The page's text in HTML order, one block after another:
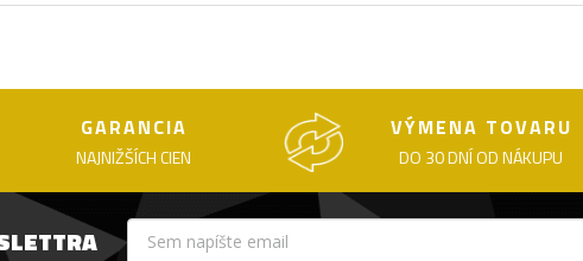
GARANCIA
NAJNIŽŠÍCH CIEN
VÝMENA TOVARU
DO 30 DNÍ OD NÁKUPU